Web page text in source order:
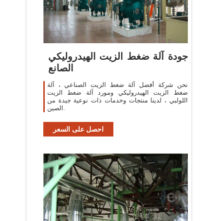
جودة آلة ضغط الزيت الهيدروليكي
الصانع
نحن شركة أفضل آلة ضغط الزيت الصناعي ، آلة
ضغط الزيت الهيدروليكي ومورد آلة ضغط الزيت
اللولبي ، لدينا منتجات وخدمات ذات نوعية جيدة من
الصين.
احصل على السعر